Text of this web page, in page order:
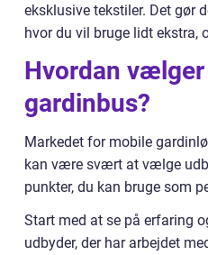
eksklusive tekstiler. Det gør
hvor du vil bruge lidt ekstra,
Hvordan
gardinbus?
Markedet for mobile
kan være svært at vælge
punkter, du kan bruge som
Start med at se på erfaring
udbyder, der har arbejdet